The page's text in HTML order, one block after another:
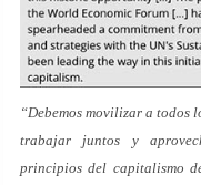
“Debemos movilizar a todos
trabajar juntos y
principios del capitalismo